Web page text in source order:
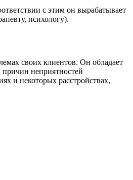
с этим он вырабатывает
психологу).
своих клиентов. Он обладает
неприятностей
и некоторых расстройствах,